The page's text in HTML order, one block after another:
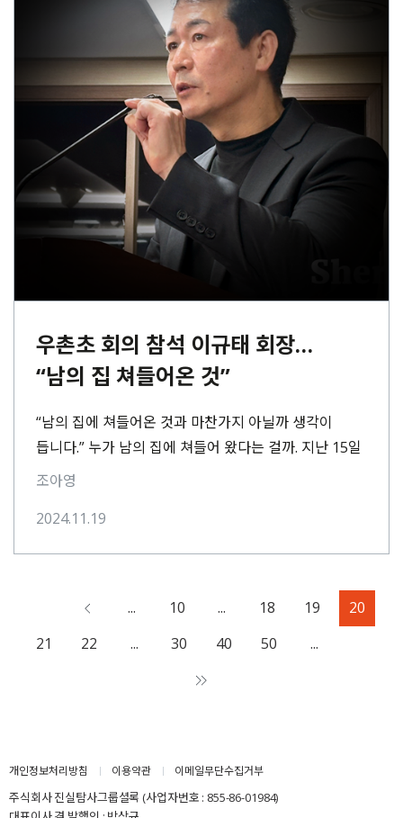
우촌초 회의 참석 이규태 회장…
“남의 집 쳐들어온 것”
“남의 집에 쳐들어온 것과 마찬가지 아닐까 생각이
듭니다.” 누가 남의 집에 쳐들어 왔다는 걸까. 지난 15일
서울시의회 교육위원회 행정사무감사(종합감사)에서
조아영
2024.11.19
106
... 10 ... 18 19
20
21
22 ... 30 40 50 ...
개인정보처리방침 이용약관 이메일무단수집거부
주식회사 진실탐사그룹셜록 (사업자번호 : 855-86-01984)